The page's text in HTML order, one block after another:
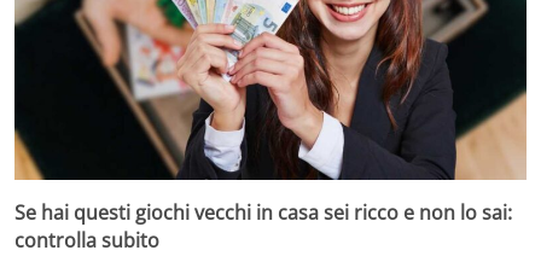
Se hai questi giochi vecchi in casa sei ricco e non lo sai:
controlla subito